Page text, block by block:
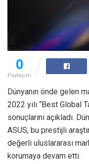
0
Paylaşım
Dünyanın önde gelen
2022 yılı “Best Global
sonuçlarını açıkladı.
ASUS, bu prestijli
değerli uluslararası
korumaya devam etti.